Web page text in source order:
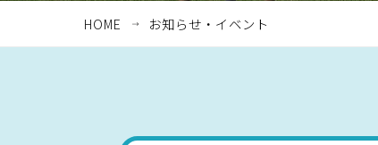
パークを楽しむ
HOME お知らせ・イベント